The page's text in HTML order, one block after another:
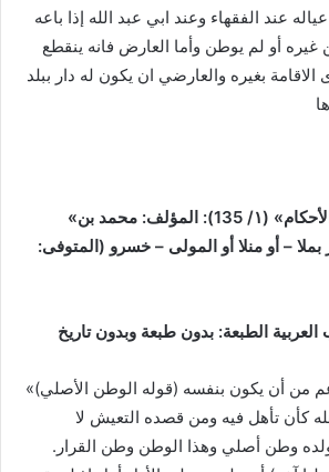
عند الفقهاء وعند ابي عبد الله إذا باعه
أو لم يوطن وأما العارض فانه ينقطع
الاقامة بغيره والعارضي ان يكون له دار ببلد
(١/ 135):
المؤلف: محمد بن
– أو منلا أو المولى – خسرو (المتوفى:
العربية الطبعة: بدون طبعة وبدون تاريخ
«(قوله الوطن الأصلي) ‌هو ‌المسكن ‌أراد ‌به ‌الأعم من أن يكون بنفسه
كأن تأهل فيه ومن قصده التعيش لا
وطن أصلي وهذا الوطن وطن القرار.